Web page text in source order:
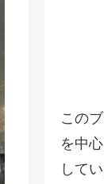
この
を中
して